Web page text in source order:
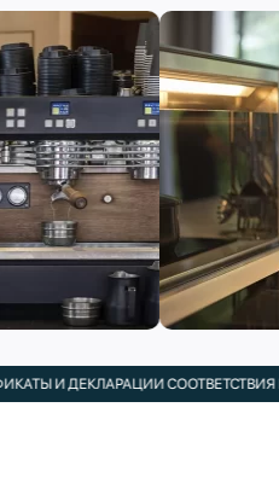
И ДЕКЛАРАЦИИ СООТВЕТСТВИЯ В